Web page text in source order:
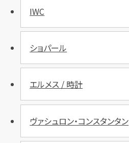
IWC
ショパール
エルメス / 時計
ヴァシュロン・コンスタンタン